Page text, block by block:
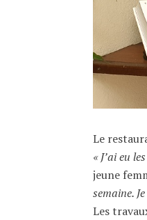
Le
« J’ai eu
jeune
semaine.
Les